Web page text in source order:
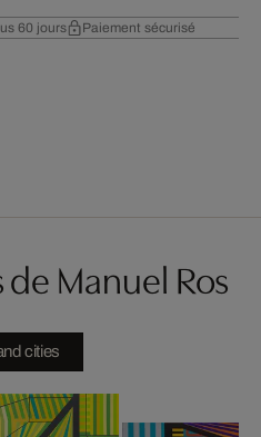
60 jours Paiement sécurisé
Manuel Ros
cities